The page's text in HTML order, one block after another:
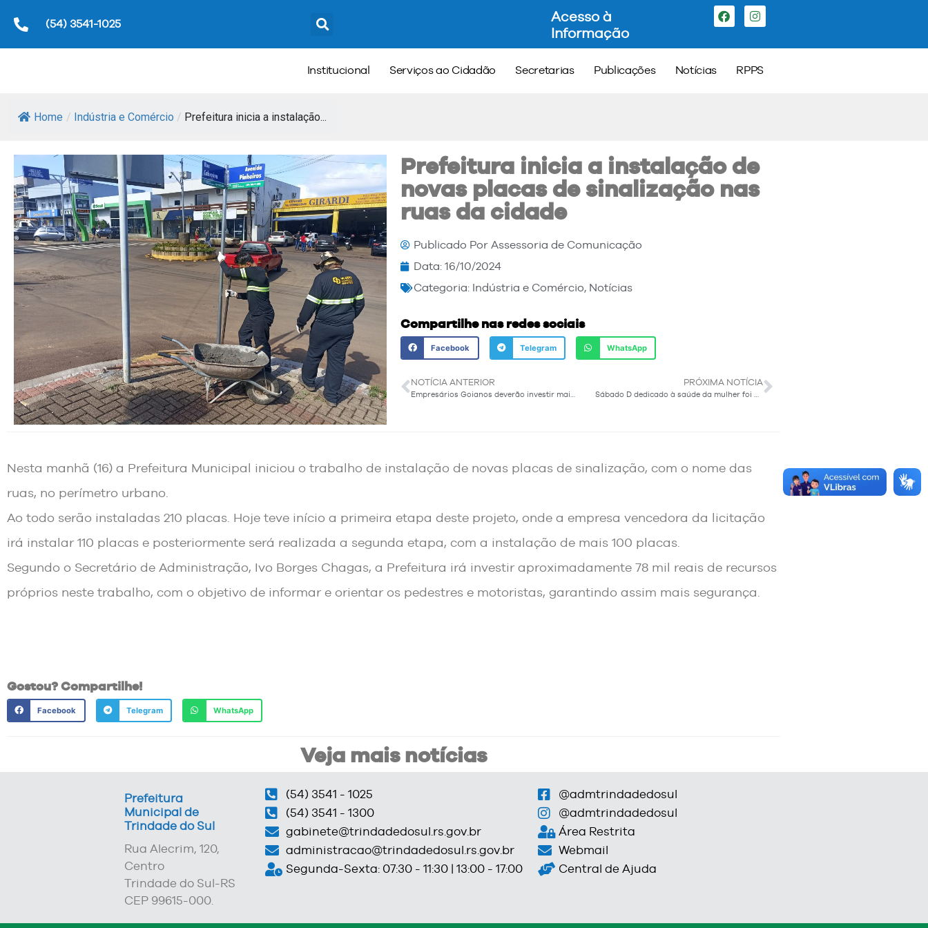
(54) 3541-1025
Acesso à
Informação
Institucional Serviços ao Cidadão Secretarias Publicações Notícias RPPS
Home / Indústria e Comércio / Prefeitura inicia a instalação...
Prefeitura inicia a instalação de
novas placas de sinalização nas
ruas da cidade
Publicado Por Assessoria de Comunicação
Data: 16/10/2024
Categoria: Indústria e Comércio, Notícias
Compartilhe nas redes sociais
Facebook Telegram WhatsApp
NOTÍCIA ANTERIOR PRÓXIMA NOTÍCIA
Nesta manhã (16) a Prefeitura Municipal iniciou o trabalho de instalação de novas placas de sinalização, com o nome das
ruas, no perímetro urbano.
Ao todo serão instaladas 210 placas. Hoje teve início a primeira etapa deste projeto, onde a empresa vencedora da licitação
irá instalar 110 placas e posteriormente será realizada a segunda etapa, com a instalação de mais 100 placas.
Segundo o Secretário de Administração, Ivo Borges Chagas, a Prefeitura irá investir aproximadamente 78 mil reais de recursos
próprios neste trabalho, com o objetivo de informar e orientar os pedestres e motoristas, garantindo assim mais segurança.
Gostou? Compartilhe!
Facebook Telegram WhatsApp
Veja mais notícias
Prefeitura
Municipal de
Trindade do Sul
Rua Alecrim, 120,
Centro
Trindade do Sul-RS
CEP 99615-000.
(54) 3541 - 1025
(54) 3541 - 1300
gabinete@trindadedosul.rs.gov.br
administracao@trindadedosul.rs.gov.br
Segunda-Sexta: 07:30 - 11:30 | 13:00 - 17:00
@admtrindadedosul
@admtrindadedosul
Área Restrita
Webmail
Central de Ajuda